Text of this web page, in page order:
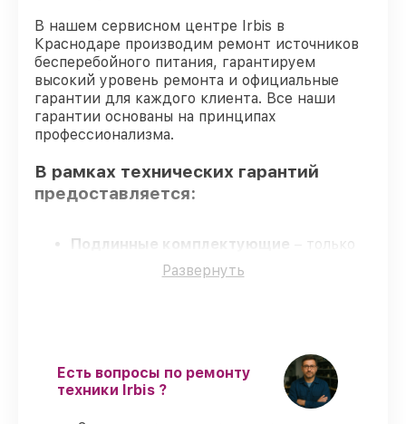
В нашем сервисном центре Irbis в
Краснодаре производим ремонт источников
бесперебойного питания, гарантируем
высокий уровень ремонта и официальные
гарантии для каждого клиента. Все наши
гарантии основаны на принципах
профессионализма.
В рамках технических гарантий
предоставляется:
Подлинные комплектующие
– только
фирменные комплектующие для починки
источников бесперебойного питания.
– все
работы выполняются в оговоренные
сроки.
Развернуть
Есть вопросы по ремонту
техники Irbis ?